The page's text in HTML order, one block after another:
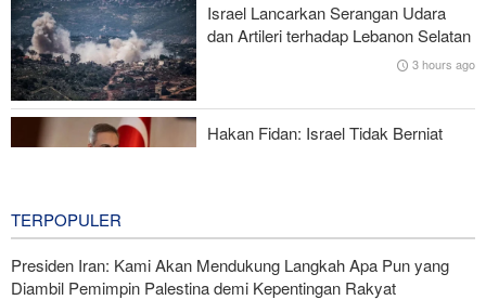
Gharibabadi: Kesepahaman Iran–Oman Bukan Berarti
Pembukaan Penuh Selat Hormuz
Trump Ancam Wartawan AS yang Bocorkan Informasi dengan
Hukuman Penjara Panjang
Israel Lancarkan Serangan Udara
dan Artileri terhadap Lebanon Selatan
3 hours ago
Hakan Fidan: Israel Tidak Berniat
TERPOPULER
Presiden Iran: Kami Akan Mendukung Langkah Apa Pun yang
Diambil Pemimpin Palestina demi Kepentingan Rakyat